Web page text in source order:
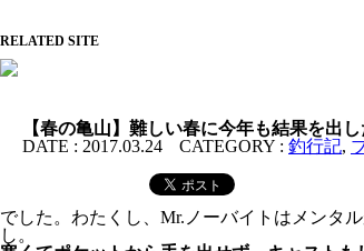
RELATED SITE
【春の亀山】難しい春に今年も結果を出
DATE : 2017.03.24 CATEGORY : 釣行記,
でした。わたくし、Mr.ノーバイトはメンタ
し。